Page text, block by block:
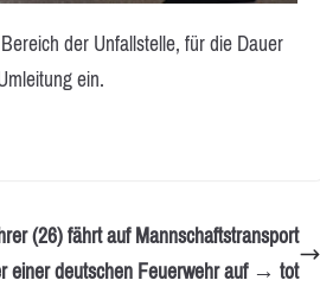
der Unfallstelle, für die Dauer
ein.
(26) fährt auf Mannschaftstransport
einer deutschen Feuerwehr auf → tot